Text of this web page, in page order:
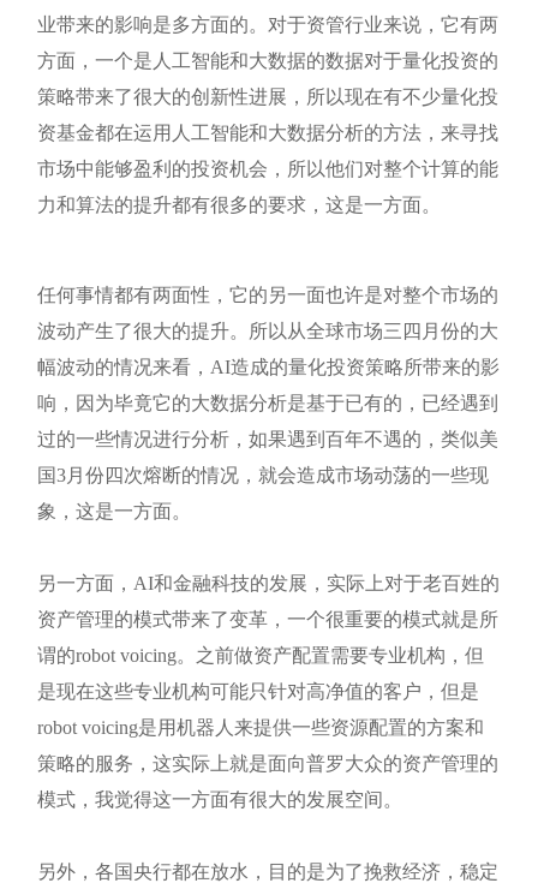
业带来的影响是多方面的。对于资管行业来说，它有两
方面，一个是人工智能和大数据的数据对于量化投资的
策略带来了很大的创新性进展，所以现在有不少量化投
资基金都在运用人工智能和大数据分析的方法，来寻找
市场中能够盈利的投资机会，所以他们对整个计算的能
力和算法的提升都有很多的要求，这是一方面。
任何事情都有两面性，它的另一面也许是对整个市场的
波动产生了很大的提升。所以从全球市场三四月份的大
幅波动的情况来看，AI造成的量化投资策略所带来的影
响，因为毕竟它的大数据分析是基于已有的，已经遇到
过的一些情况进行分析，如果遇到百年不遇的，类似美
国3月份四次熔断的情况，就会造成市场动荡的一些现
象，这是一方面。
另一方面，AI和金融科技的发展，实际上对于老百姓的
资产管理的模式带来了变革，一个很重要的模式就是所
谓的robot voicing。之前做资产配置需要专业机构，但
是现在这些专业机构可能只针对高净值的客户，但是
robot voicing是用机器人来提供一些资源配置的方案和
策略的服务，这实际上就是面向普罗大众的资产管理的
模式，我觉得这一方面有很大的发展空间。
另外，各国央行都在放水，目的是为了挽救经济，稳定